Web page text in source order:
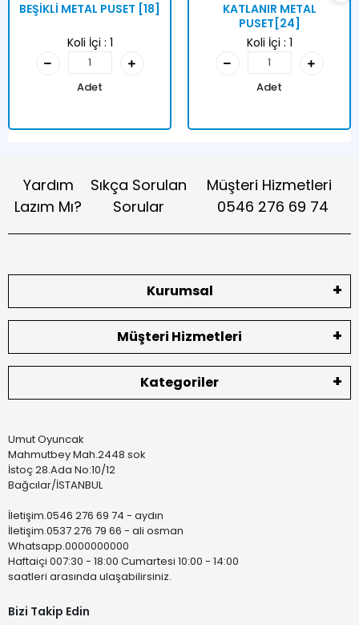
BEŞİKLİ METAL PUSET [18]
Koli İçi : 1
Adet
KATLANIR METAL
PUSET[24]
Koli İçi : 1
Adet
Yardım
Lazım Mı?
Sıkça Sorulan
Sorular
Müşteri Hizmetleri
0546 276 69 74
Kurumsal
Müşteri Hizmetleri
Kategoriler
Umut Oyuncak
Mahmutbey Mah.2448 sok
İstoç 28.Ada No:10/12
Bağcılar/İSTANBUL
İletişim.0546 276 69 74 - aydın
İletişim.0537 276 79 66 - ali osman
Whatsapp.0000000000
Haftaiçi 007:30 - 18:00 Cumartesi 10:00 - 14:00
saatleri arasında ulaşabilirsiniz.
Bizi Takip Edin